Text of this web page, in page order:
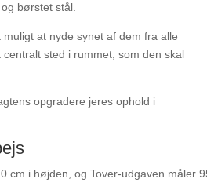
børstet stål.
at nyde synet af dem fra alle
sted i rummet, som den skal
opgradere jeres ophold i
cm i højden, og Tover-udgaven